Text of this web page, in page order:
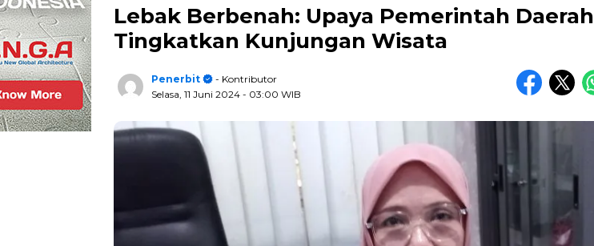
Lebak Berbenah: Upaya Pemerintah Daerah
Tingkatkan Kunjungan Wisata
Penerbit
- Kontributor
Selasa, 11 Juni 2024 - 03:00 WIB